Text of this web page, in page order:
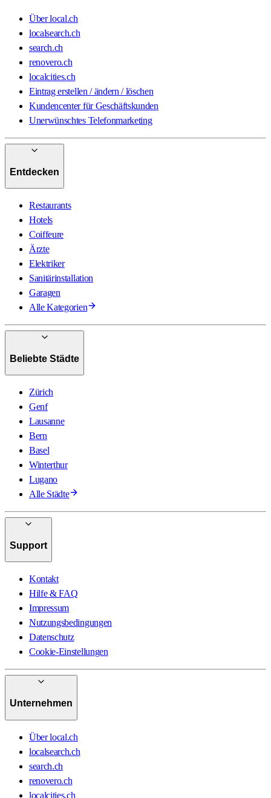
Über local.ch
localsearch.ch
search.ch
renovero.ch
localcities.ch
Eintrag erstellen / ändern / löschen
Kundencenter für Geschäftskunden
Unerwünschtes Telefonmarketing
Entdecken
Restaurants
Hotels
Coiffeure
Ärzte
Elektriker
Sanitärinstallation
Garagen
Alle Kategorien
Beliebte Städte
Zürich
Genf
Lausanne
Bern
Basel
Winterthur
Lugano
Alle Städte
Support
Kontakt
Hilfe & FAQ
Impressum
Nutzungsbedingungen
Datenschutz
Cookie-Einstellungen
Unternehmen
Über local.ch
localsearch.ch
search.ch
renovero.ch
localcities.ch